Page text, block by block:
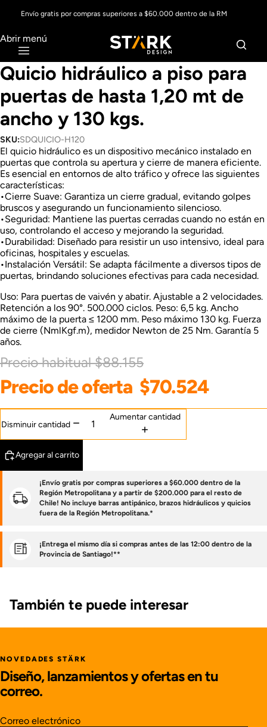
Envío gratis por compras superiores a $60.000 dentro de la RM
Abrir menú
Quicio hidráulico a piso para
puertas de hasta 1,20 mt de
ancho y 130 kgs.
SKU:SDQUICIO-H120
El quicio hidráulico es un dispositivo mecánico instalado en
puertas que controla su apertura y cierre de manera eficiente.
Es esencial en entornos de alto tráfico y ofrece las siguientes
características:
•Cierre Suave: Garantiza un cierre gradual, evitando golpes
bruscos y asegurando un funcionamiento silencioso.
•Seguridad: Mantiene las puertas cerradas cuando no están en
uso, controlando el acceso y mejorando la seguridad.
•Durabilidad: Diseñado para resistir un uso intensivo, ideal para
oficinas, hospitales y escuelas.
•Instalación Versátil: Se adapta fácilmente a diversos tipos de
puertas, brindando soluciones efectivas para cada necesidad.
Uso: Para puertas de vaivén y abatir. Ajustable a 2 velocidades.
Retención a los 90°. 500.000 ciclos. Peso: 6,5 kg. Ancho
máximo de la puerta ≤ 1200 mm. Peso máximo 130 kg. Fuerza
de cierre (NmlKgf.m), medidor Newton de 25 Nm. Garantía 5
años.
Precio habitual$88.155
Precio de oferta $70.524
Disminuir cantidad
Aumentar cantidad
Agregar al carrito
¡Envío gratis por compras superiores a $60.000 dentro de la
Región Metropolitana y a partir de $200.000 para el resto de
Chile! No incluye barras antipánico, brazos hidráulicos y quicios
fuera de la Región Metropolitana.*
¡Entrega el mismo día si compras antes de las 12:00 dentro de la
Provincia de Santiago!**
También te puede interesar
NOVEDADES STÄRK
Diseño, lanzamientos y ofertas en tu
correo.
Correo electrónico